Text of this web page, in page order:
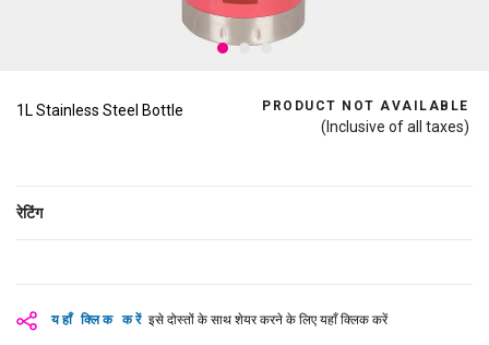
1L Stainless Steel Bottle PRODUCT NOT AVAILABLE
(Inclusive of all taxes)
रेटिंग
यहाँ क्लिक करें इसे दोस्तों के साथ शेयर करने के लिए यहाँ क्लिक करें